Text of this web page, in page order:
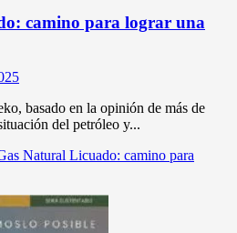
camino para lograr una
basado en la opinión de más de
del petróleo y...
Natural Licuado: camino para